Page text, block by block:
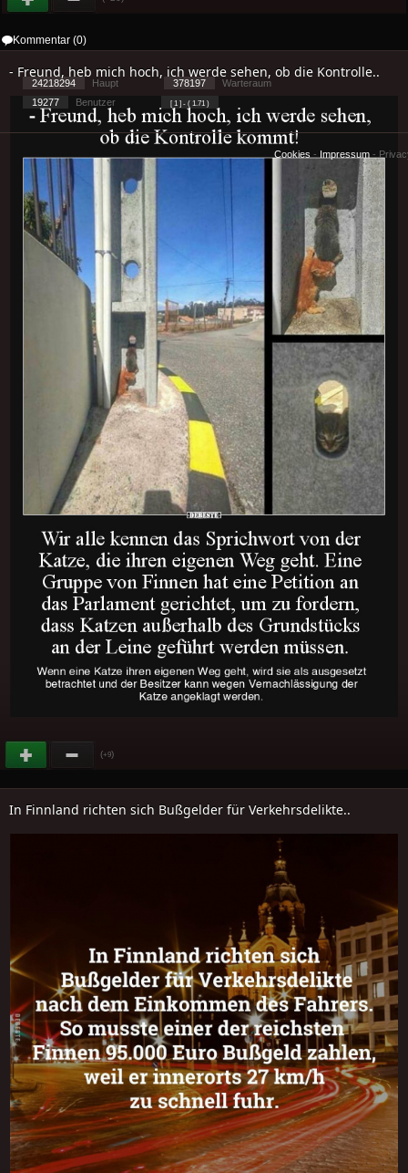
Kommentar (0)
- Freund, heb mich hoch, ich werde sehen, ob die Kontrolle..
(+9)
In Finnland richten sich Bußgelder für Verkehrsdelikte..
24218294 Haupt 378197
Warteraum
19277
Benutzer [ 1 ] - ( 1.71 )
Cookies - Impressum -